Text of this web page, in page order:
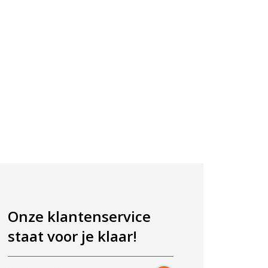
Onze klantenservice
staat voor je klaar!